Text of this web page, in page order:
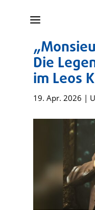
a
Die
im Leos
19. Apr. 2026 |